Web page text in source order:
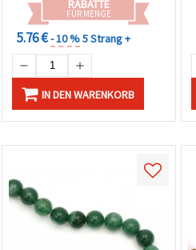
RABATTE
FÜR MENGE
5.76 €- 10 %5 Strang +
IN DEN WARENKORB